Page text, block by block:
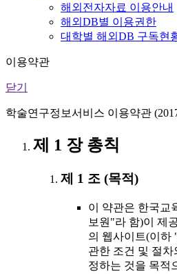
해외전자자료 이용안내
해외DB별 이용권한
대학별 해외DB 구독현
이용약관
닫기
학술연구정보서비스 이용약관
제 1 장 총칙
제 1 조 (목적)
이 약관은 한국교
보원"라 함)이 제
의 웹사이트(이하
관한 조건 및 절
정하는 것을 목적